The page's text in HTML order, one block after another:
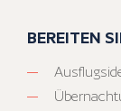
BEREITEN